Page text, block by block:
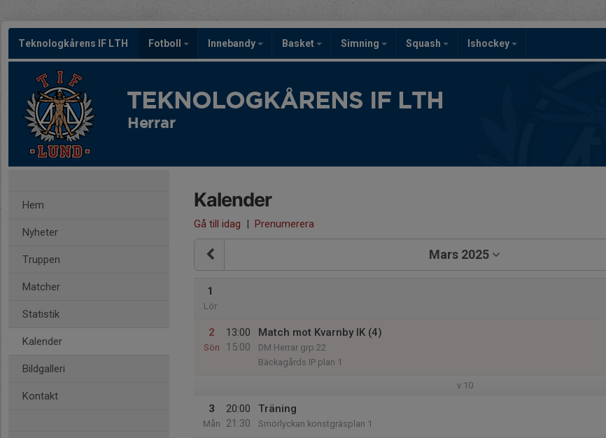
Teknologkårens IF LTH Fotboll Innebandy Basket Simning Squash Ishockey
TEKNOLOGKÅRENS IF LTH
Herrar
Hem
Nyheter
Truppen
Matcher
Statistik
Kalender
Bildgalleri
Kontakt
Kalender
Gå till idag | Prenumerera
Mars 2025
1
Lör
2
Sön
13:00
15:00
Match mot Kvarnby IK (4)
DM Herrar grp.22
Bäckagårds IP plan 1
v.10
3
Mån
20:00
21:30
Träning
Smörlyckan konstgräsplan 1